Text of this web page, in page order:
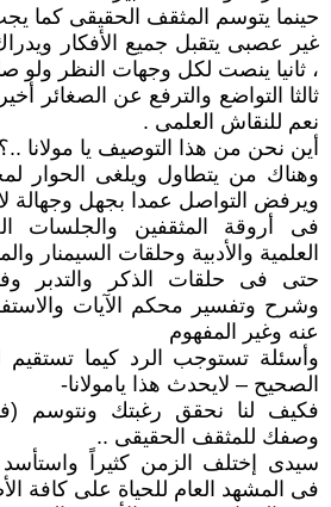
حينما يتوسم المثقف الحقيقى كما
غير عصبى يتقبل جميع الأفكار
، ثانيا ينصت لكل وجهات النظر ولو
ثالثا التواضع والترفع عن الصغائر
نعم للنقاش العلمى .
أين نحن من هذا التوصيف يا مولانا ..؟
وهناك من يتطاول ويلغى الحوار
ويرفض التواصل عمدا بجهل وجهالة
فى أروقة المثقفين والجلسات
العلمية والأدبية وحلقات السيمنار
حتى فى حلقات الذكر والتدبر
وشرح وتفسير محكم الآيات
عنه وغير المفهوم
وأسئلة تستوجب الرد كيما تستقيم
الصحيح – لايحدث هذا يامولانا-
فكيف لنا نحقق رغبتك ونتوسم
وصفك للمثقف الحقيقى ..
سيدى إختلف الزمن كثيراً واستأسد
فى المشهد العام للحياة على كافة